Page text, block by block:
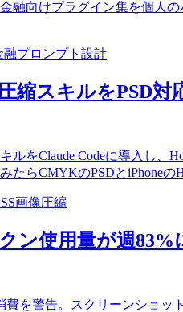
融向けプラグイン集を個人
融プロンプト設計
縮スキルをPSD
ルをClaude Codeに導入し、
たらCMYKのPSDとiPhoneの
画像圧縮
ン使用量が週
消費を警告。スクリーンショ